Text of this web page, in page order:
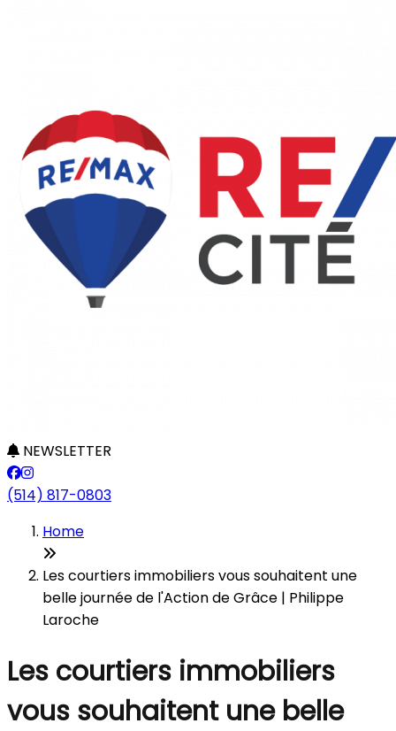
NEWSLETTER
(514) 817-0803
Home
Les courtiers immobiliers vous souhaitent une
belle journée de l'Action de Grâce | Philippe
Laroche
Les courtiers immobiliers
vous souhaitent une belle